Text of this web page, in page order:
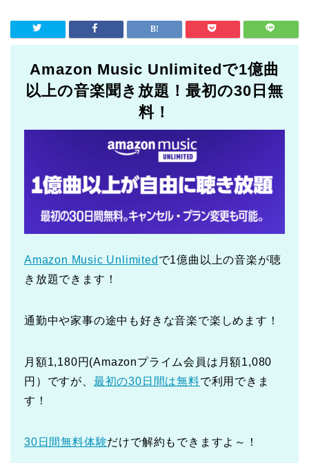
Amazon Music Unlimitedで1億曲
以上の音楽聞き放題！最初の30日無
料！
Amazon Music Unlimited で1億曲以上の音楽が聴
き放題できます！
通勤中や家事の途中も好きな音楽で楽しめます！
月額1,180円(Amazonプライム会員は月額1,080
円）ですが、 最初の30日間は無料で利用できま
す！
30日間無料体験だけで解約もできますよ～！